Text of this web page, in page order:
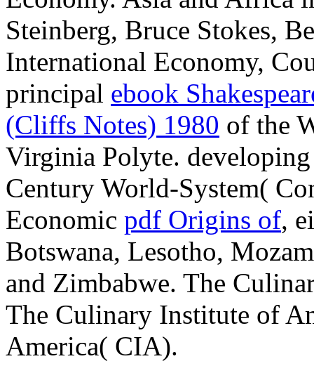
Steinberg, Bruce Stokes,
International Economy,
principal ebook
(Cliffs Notes) 1980 of the
Virginia Polyte.
Century World-System(
Economic pdf Origins of,
Botswana, Lesotho,
and Zimbabwe. The
The Culinary Institute of
America( CIA).